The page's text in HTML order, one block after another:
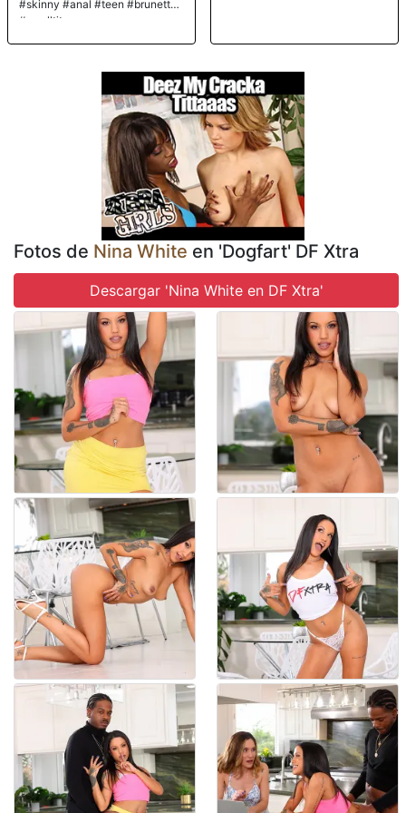
#skinny #anal #teen #brunette
#smalltits
Fotos de Nina White en 'Dogfart' DF Xtra
Descargar 'Nina White en DF Xtra'